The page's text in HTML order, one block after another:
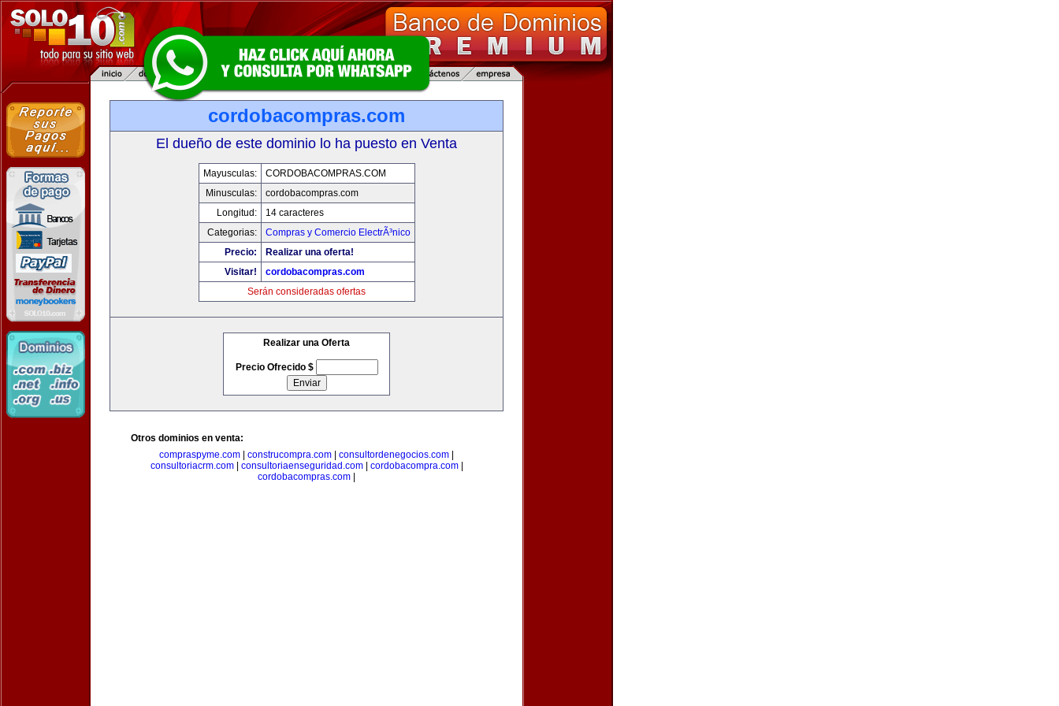
cordobacompras.com
El dueño de este dominio lo ha puesto en Venta
Mayusculas:
CORDOBACOMPRAS.COM
Minusculas:
cordobacompras.com
Longitud:
14 caracteres
Categorias:
Compras y Comercio ElectrÃ³nico
Precio:
Realizar una oferta!
Visitar!
cordobacompras.com
Serán consideradas ofertas
Realizar una Oferta
Precio Ofrecido $
Otros dominios en venta:
compraspyme.com
construcompra.com consultordenegocios.com
consultoriacrm.com| consultoriaenseguridad.com| cordobacompra.com|
cordobacompras.com